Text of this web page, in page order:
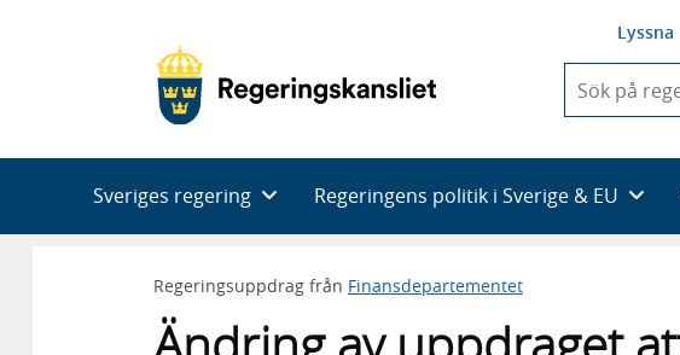
Lyssna
du
skriva
framträder
en
Sveriges regering Regeringens politik i Sverige & EU
Regeringsuppdrag från Finansdepartementet